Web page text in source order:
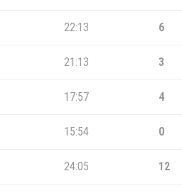
22:13 6
21:13 3
17:57 4
15:54 0
24:05 12